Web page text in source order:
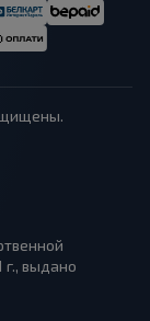
г., выдано